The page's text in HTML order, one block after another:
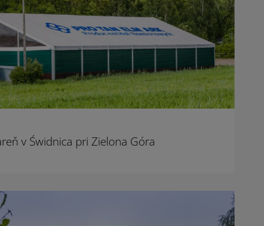
v Świdnica pri Zielona Góra